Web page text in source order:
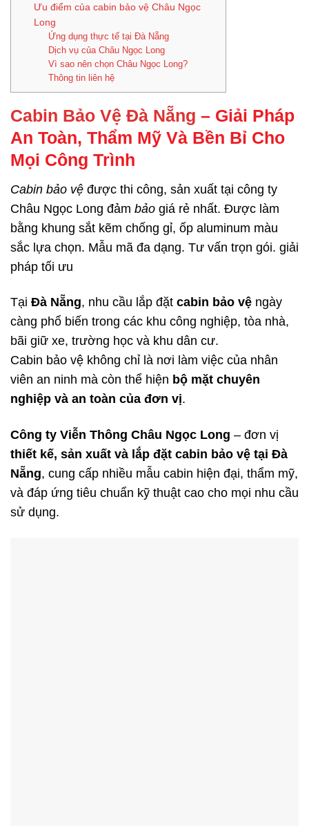
Ưu điểm của cabin bảo vệ Châu Ngọc
Long
Ứng dụng thực tế tại Đà Nẵng
Dịch vụ của Châu Ngọc Long
Vì sao nên chọn Châu Ngọc Long?
Thông tin liên hệ
Cabin Bảo Vệ Đà Nẵng – Giải Pháp
An Toàn, Thẩm Mỹ Và Bền Bỉ Cho
Mọi Công Trình
Cabin bảo vệ được thi công, sản xuất tại công ty
Châu Ngọc Long đảm bảo giá rẻ nhất. Được làm
bằng khung sắt kẽm chống gỉ, ốp aluminum màu
sắc lựa chọn. Mẫu mã đa dạng. Tư vấn trọn gói. giải
pháp tối ưu
Tại Đà Nẵng, nhu cầu lắp đặt cabin bảo vệ ngày
càng phổ biến trong các khu công nghiệp, tòa nhà,
bãi giữ xe, trường học và khu dân cư.
Cabin bảo vệ không chỉ là nơi làm việc của nhân
viên an ninh mà còn thể hiện bộ mặt chuyên
nghiệp và an toàn của đơn vị.
Công ty Viễn Thông Châu Ngọc Long – đơn vị
thiết kế, sản xuất và lắp đặt cabin bảo vệ tại Đà
Nẵng, cung cấp nhiều mẫu cabin hiện đại, thẩm mỹ,
và đáp ứng tiêu chuẩn kỹ thuật cao cho mọi nhu cầu
sử dụng.